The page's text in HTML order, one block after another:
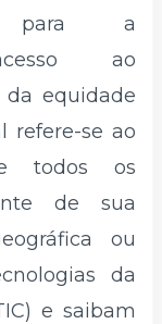
para a
ao
equidade
refere-se ao
todos os
de sua
ou
da
e saibam